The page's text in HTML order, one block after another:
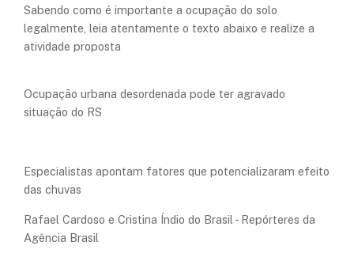
Sabendo como é importante a ocupação do solo
legalmente, leia atentamente o texto abaixo e realize a
atividade proposta
Ocupação urbana desordenada pode ter agravado
situação do RS
Especialistas apontam fatores que potencializaram efeito
das chuvas
Rafael Cardoso e Cristina Índio do Brasil - Repórteres da
Agência Brasil